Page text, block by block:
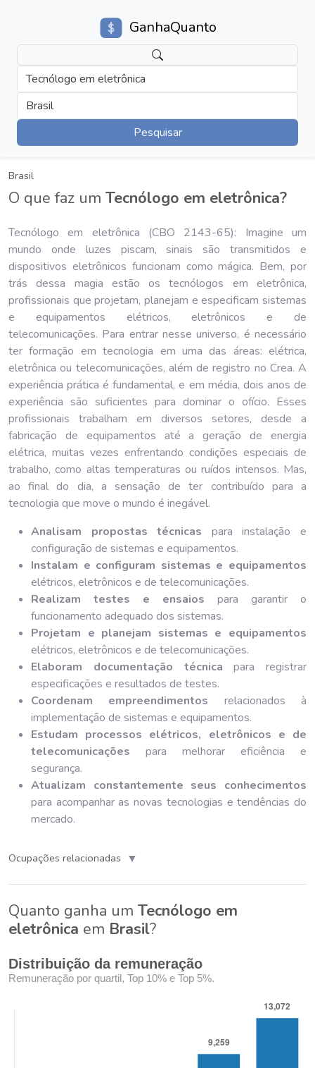
GanhaQuanto
Tecnólogo em eletrônica
Brasil
Pesquisar
Brasil
O que faz um Tecnólogo em eletrônica?
Tecnólogo em eletrônica (CBO 2143-65): Imagine um
mundo onde luzes piscam, sinais são transmitidos e
dispositivos eletrônicos funcionam como mágica. Bem, por
trás dessa magia estão os tecnólogos em eletrônica,
profissionais que projetam, planejam e especificam sistemas
e equipamentos elétricos, eletrônicos e de
telecomunicações. Para entrar nesse universo, é necessário
ter formação em tecnologia em uma das áreas: elétrica,
eletrônica ou telecomunicações, além de registro no Crea. A
experiência prática é fundamental, e em média, dois anos de
experiência são suficientes para dominar o ofício. Esses
profissionais trabalham em diversos setores, desde a
fabricação de equipamentos até a geração de energia
elétrica, muitas vezes enfrentando condições especiais de
trabalho, como altas temperaturas ou ruídos intensos. Mas,
ao final do dia, a sensação de ter contribuído para a
tecnologia que move o mundo é inegável.
Analisam propostas técnicas para instalação e
configuração de sistemas e equipamentos.
Instalam e configuram sistemas e equipamentos
elétricos, eletrônicos e de telecomunicações.
Realizam testes e ensaios para garantir o
funcionamento adequado dos sistemas.
Projetam e planejam sistemas e equipamentos
elétricos, eletrônicos e de telecomunicações.
Elaboram documentação técnica para registrar
especificações e resultados de testes.
Coordenam empreendimentos relacionados à
implementação de sistemas e equipamentos.
Estudam processos elétricos, eletrônicos e de
telecomunicações para melhorar eficiência e
segurança.
Atualizam constantemente seus conhecimentos
para acompanhar as novas tecnologias e tendências do
mercado.
Ocupações relacionadas ▼
Quanto ganha um Tecnólogo em
eletrônica em Brasil?
Distribuição da remuneração
Remuneração por quartil, Top 10% e Top 5%.